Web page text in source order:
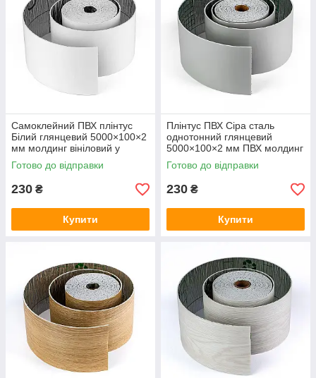
Самоклейний ПВХ плінтус
Білий глянцевий 5000×100×2
мм молдинг вініловий у
рулоні для підлоги стелі SW-
00002118
Готово до відправки
230 ₴
Купити
Плінтус ПВХ Сіра сталь
однотонний глянцевий
5000×100×2 мм ПВХ молдинг
самоклейний для стін підлоги
SW-00002121
Готово до відправки
230 ₴
Купити